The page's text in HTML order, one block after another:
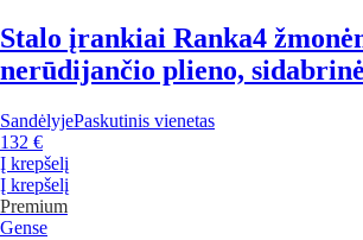
Stalo įrankiai Ranka4
nerūdijančio plieno,
SandėlyjePaskutinis vienetas
132 €
Į krepšelį
Į krepšelį
Premium
Gense